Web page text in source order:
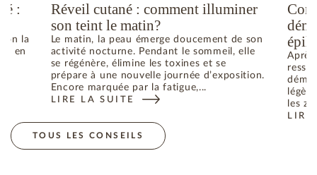
:
la
; en
: COMMENT RETROUVER L’ÉQUILIBRE
Réveil cutané : comment illuminer
son teint le matin?
Le matin, la peau émerge doucement de son
activité nocturne. Pendant le sommeil, elle
se régénère, élimine les toxines et se
prépare à une nouvelle journée d’exposition.
Encore marquée par la fatigue,...
LIRE LA SUITE
: RÉVEIL CUTANÉ : COMMENT ILLUMINER SONles
LIRE
:
TOUS LES CONSEILS